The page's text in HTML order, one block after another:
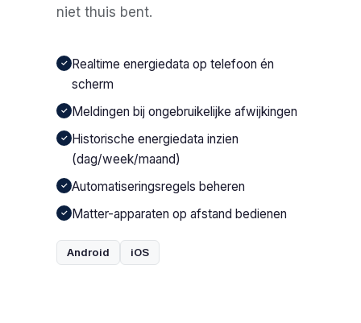
niet thuis bent.
✓ Realtime energiedata op telefoon én
scherm
✓ Meldingen bij ongebruikelijke afwijkingen
✓ Historische energiedata inzien
(dag/week/maand)
✓ Automatiseringsregels beheren
✓ Matter-apparaten op afstand bedienen
Android iOS